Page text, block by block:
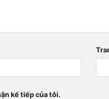
kế tiếp của tôi.